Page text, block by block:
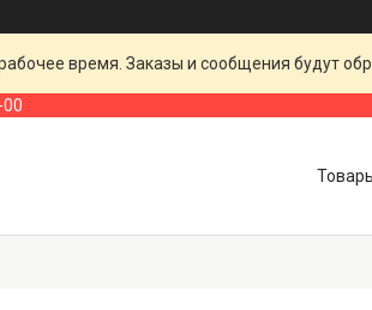
время. Заказы и сообщения будут